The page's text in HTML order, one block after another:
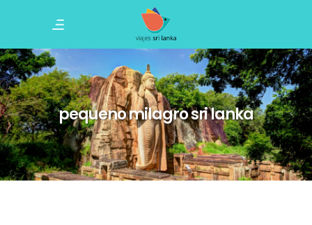
pequeno milagro sri lanka